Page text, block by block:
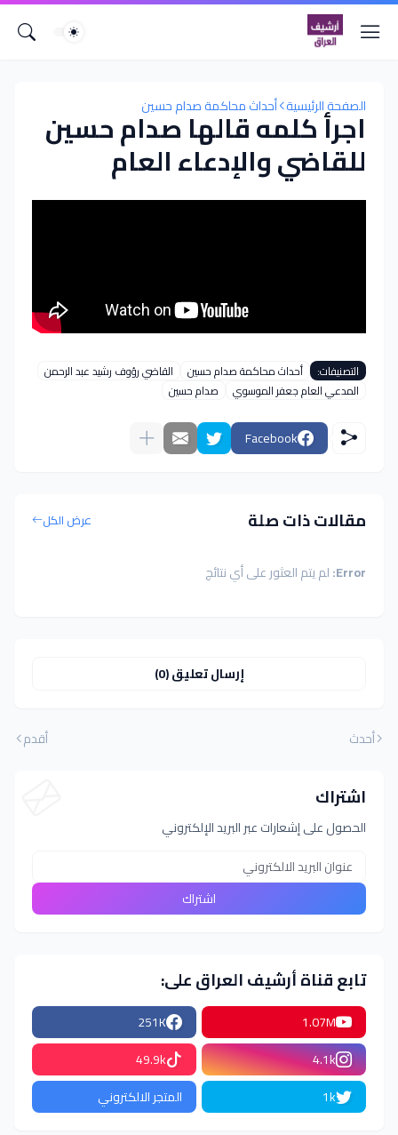
الصفحة الرئيسية أحداث محاكمة صدام حسين
اجرأ كلمه قالها صدام حسين
للقاضي والإدعاء العام
التصنيفات: أحداث محاكمة صدام حسين
القاضي رؤوف رشيد عبد الرحمن
المدعي العام جعفر الموسوي
صدام حسين
Facebook
مقالات ذات صلة عرض الكل
Error: لم يتم العثور على أي نتائج
إرسال تعليق (0)
أحدث أقدم
اشتراك
الحصول على إشعارات عبر البريد الإلكتروني
تابع قناة أرشيف العراق على:
1.07M
251K
4.1k
49.9k
1k
المتجر الالكتروني